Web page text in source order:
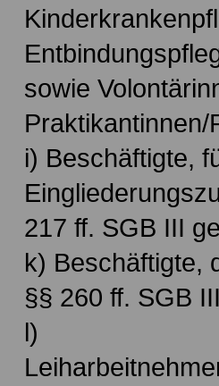
sowie
Praktikantinnen/
i) Beschäftigte,
217 ff. SGB III
k) Beschäftigte,
§§ 260 ff. SGB
l)